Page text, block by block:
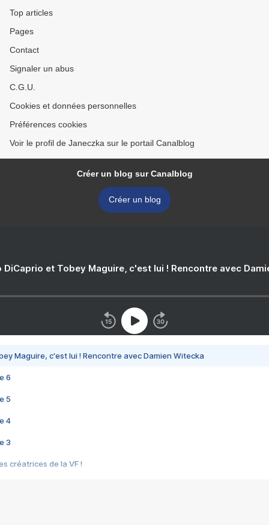
Top articles
Pages
Contact
Signaler un abus
C.G.U.
Cookies et données personnelles
Préférences cookies
Voir le profil de Janeczka sur le portail Canalblog
Créer un blog sur Canalblog
Créer un blog
DiCaprio et Tobey Maguire, c'est lui ! Rencontre avec
Maguire, c'est lui ! Rencontre avec Damien Witecka
6
5
4
3
créatrices de la VF !